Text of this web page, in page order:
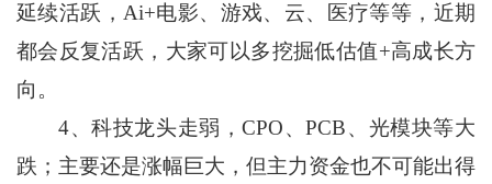
延续活跃，Ai+电影、游戏、云、医疗等等，近期
都会反复活跃，大家可以多挖掘低估值+高成长方
向。
4、科技龙头走弱，CPO、PCB、光模块等大
跌；主要还是涨幅巨大，但主力资金也不可能出得